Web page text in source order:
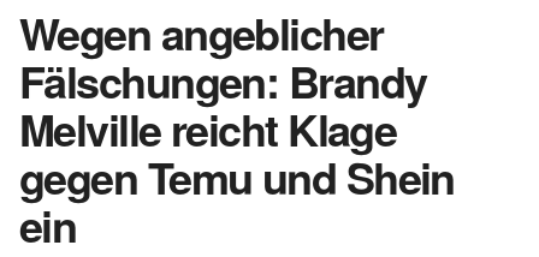
Wegen angeblicher
Fälschungen: Brandy
Melville reicht Klage
gegen Temu und Shein
ein